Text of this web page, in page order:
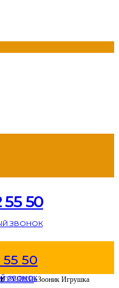
55 50
ЗВОНОК
50
ЗВОНОК
»Зооник Игрушка